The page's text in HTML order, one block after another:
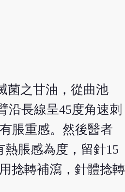
菌之甘油，從曲池
沿長線呈45度角速刺
脹重感。然後醫者
脹感為度，留針15
捻轉補瀉，針體捻轉